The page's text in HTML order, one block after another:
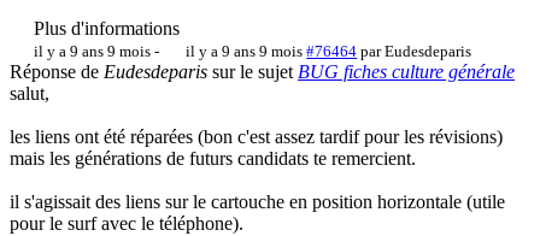
Plus d'informations
il y a 9 ans 9 mois- il y a 9 ans 9 mois #76464 parEudesdeparis
Réponse de Eudesdeparis sur le sujet BUG fiches culture générale
salut,
les liens ont été réparées (bon c'est assez tardif pour les révisions)
mais les générations de futurs candidats te remercient.
il s'agissait des liens sur le cartouche en position horizontale (utile
pour le surf avec le téléphone).